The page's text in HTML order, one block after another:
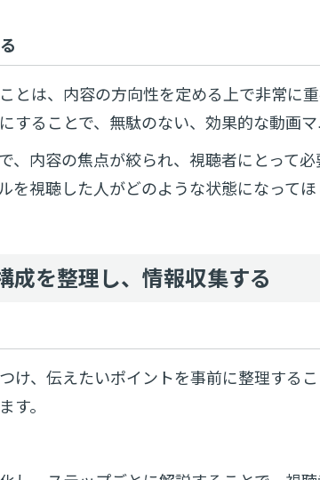
とは、内容の方向性を定める上で非常に
することで、無駄のない、効果的な動画マ
、内容の焦点が絞られ、視聴者にとって
を視聴した人がどのような状態になってほ
成を整理し、情報収集する
け、伝えたいポイントを事前に整理する
す。